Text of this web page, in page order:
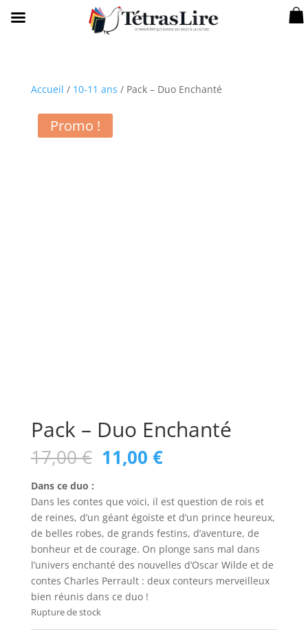
Accueil / 10-11 ans / Pack – Duo Enchanté
Promo !
Pack – Duo Enchanté
17,00€ Le
prix
était :
17,00 €.
11,00 €Le
prix
est :
11,00 €.
Dans ce duo :
Dans les contes que voici, il est question de rois et
de reines, d’un géant égoïste et d’un prince heureux,
de belles robes, de grands festins, d’aventure, de
bonheur et de courage. On plonge sans mal dans
l’univers enchanté des nouvelles d’Oscar Wilde et de
contes Charles Perrault : deux conteurs merveilleux
bien réunis dans ce duo !
Rupture de stock